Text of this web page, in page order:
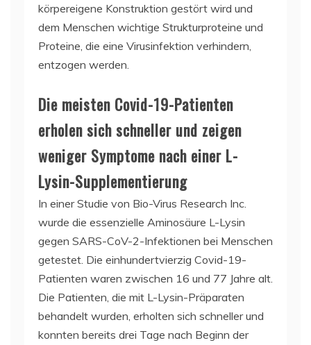
körpereigene Konstruktion gestört wird und
dem Menschen wichtige Strukturproteine und
Proteine, die eine Virusinfektion verhindern,
entzogen werden.
Die meisten Covid-19-Patienten
erholen sich schneller und zeigen
weniger Symptome nach einer L-
Lysin-Supplementierung
In einer Studie von Bio-Virus Research Inc.
wurde die essenzielle Aminosäure L-Lysin
gegen SARS-CoV-2-Infektionen bei Menschen
getestet. Die einhundertvierzig Covid-19-
Patienten waren zwischen 16 und 77 Jahre alt.
Die Patienten, die mit L-Lysin-Präparaten
behandelt wurden, erholten sich schneller und
konnten bereits drei Tage nach Beginn der